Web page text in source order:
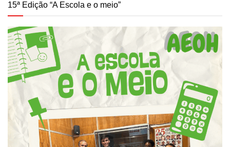
15ª Edição “A Escola e o meio”